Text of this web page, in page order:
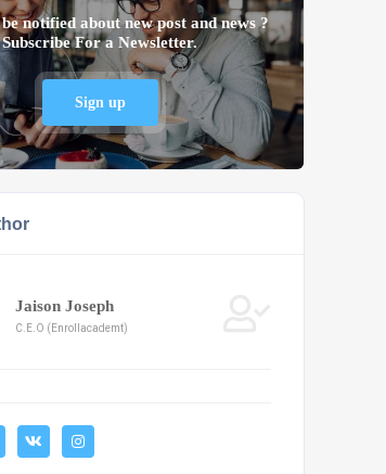
notified about new post and news ?
Subscribe For a Newsletter.
Sign up
Jaison Joseph
C.E.O (Enrollacademt)